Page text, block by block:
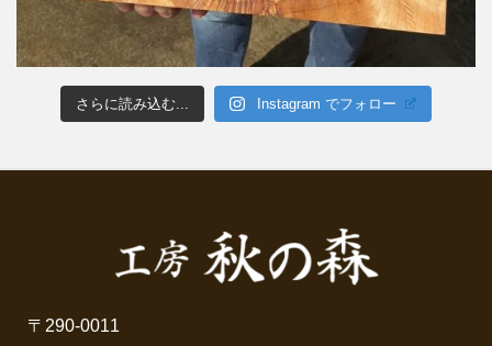
さらに読み込む... Instagram でフォロー
〒290-0011